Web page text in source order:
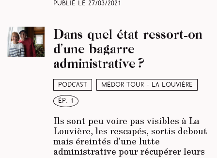
Publié le 27/03/2021
Podcast Médor Tour - La Louvière
ép. 1
Dans quel état ressort-on
d’une bagarre
administrative ?
Ils sont peu voire pas visibles à La
Louvière, les rescapés, sortis debout
mais éreintés d’une lutte
administrative pour récupérer leurs